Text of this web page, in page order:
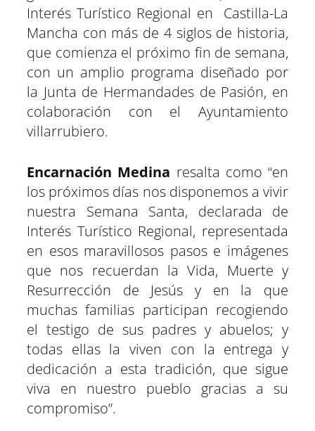
r
e
n
)
r
e
n
r
e
n
r
e
n
e
n
t r
e
n
Interés Turístico Regional en Castilla-La
Mancha con más de 4 siglos de historia,
que comienza el próximo fin de semana,
con un amplio programa diseñado por
la Junta de Hermandades de Pasión, en
colaboración con el Ayuntamiento
villarrubiero.
Encarnación Medina resalta como “en
los próximos días nos disponemos a vivir
nuestra Semana Santa, declarada de
Interés Turístico Regional, representada
en esos maravillosos pasos e imágenes
que nos recuerdan la Vida, Muerte y
Resurrección de Jesús y en la que
muchas familias participan recogiendo
el testigo de sus padres y abuelos; y
todas ellas la viven con la entrega y
dedicación a esta tradición, que sigue
viva en nuestro pueblo gracias a su
compromiso”.